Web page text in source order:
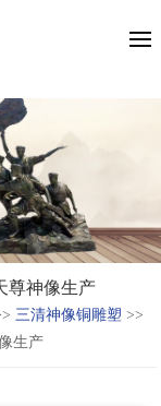
尊神像生产
三清神像铜雕塑 >>
生产